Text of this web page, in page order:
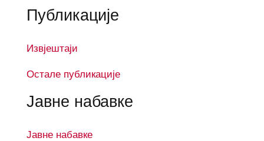
Публикације
Извјештаји
Остале публикације
Јавне набавке
Јавне набавке